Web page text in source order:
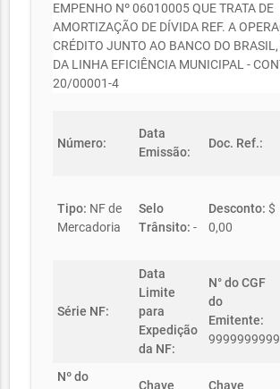
EMPENHO Nº 06010005 QUE TRATA DE
AMORTIZAÇÃO DE DÍVIDA REF. A
CRÉDITO JUNTO AO BANCO DO BRASIL,
DA LINHA EFICIÊNCIA MUNICIPAL -
20/00001-4
Número:
Data
Emissão:
Doc. Ref.:
Tipo: NF de
Mercadoria
Selo
Trânsito: -
Desconto: $
0,00
Série NF:
Data
Limite
para
Expedição
da NF:
N° do CGF
do
Emitente:
9999999999
Nº do
Chave Chave